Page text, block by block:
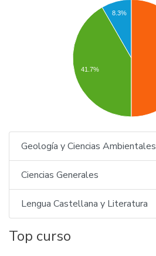
8.3%
41.7%
Geología y Ciencias Ambientales
Ciencias Generales
Lengua Castellana y Literatura
Top curso